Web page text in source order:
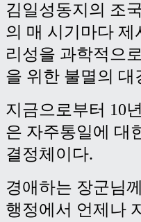
김일성동지의 조
의 매 시기마다
리성을 과학적으
을 위한 불멸의
지금으로부터 10
은 자주통일에 대
결정체이다.
경애하는 장군님
행정에서 언제나